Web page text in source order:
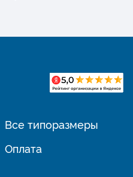
Все типоразмеры
Оплата